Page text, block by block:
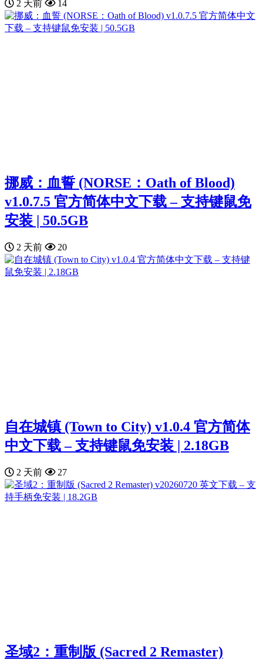
2 天前 14
挪威：血誓 (NORSE：Oath of Blood)
v1.0.7.5 官方简体中文下载 – 支持键鼠免
安装 | 50.5GB
2 天前 20
自在城镇 (Town to City) v1.0.4 官方简体
中文下载 – 支持键鼠免安装 | 2.18GB
2 天前 27
圣域2：重制版 (Sacred 2 Remaster)